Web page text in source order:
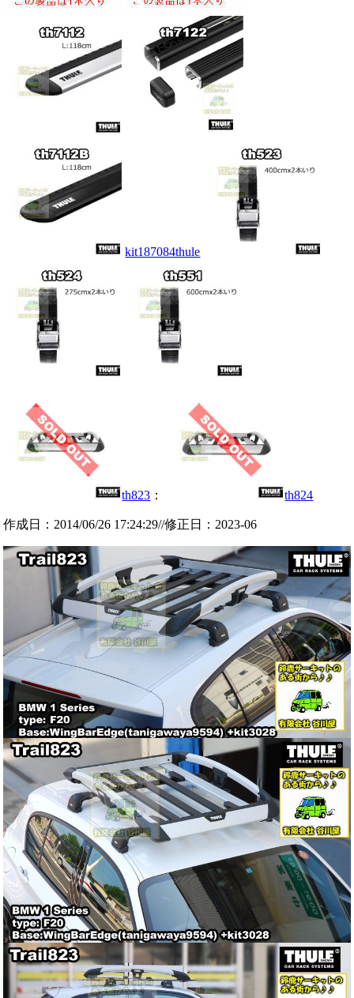
kit187084thule
th823 ： th824
作成日：2014/06/26 17:24:29//修正日：2023-06